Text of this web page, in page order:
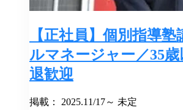
【正社員】個別指導
ルマネージャー／35歳
退歓迎
掲載： 2025.11/17～ 未定